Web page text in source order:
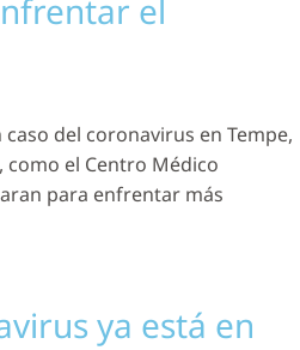
el
del coronavirus en Tempe,
como el Centro Médico
para enfrentar más
ya está en